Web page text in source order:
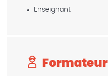
Enseignant
Formateur